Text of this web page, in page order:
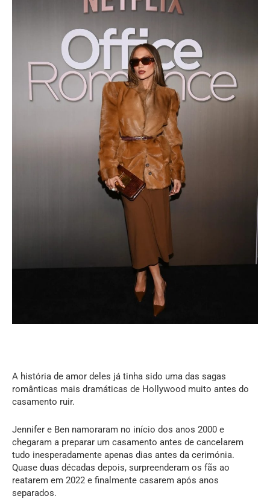
A história de amor deles já tinha sido uma das sagas
românticas mais dramáticas de Hollywood muito antes do
casamento ruir.
Jennifer e Ben namoraram no início dos anos 2000 e
chegaram a preparar um casamento antes de cancelarem
tudo inesperadamente apenas dias antes da cerimónia.
Quase duas décadas depois, surpreenderam os fãs ao
reatarem em 2022 e finalmente casarem após anos
separados.